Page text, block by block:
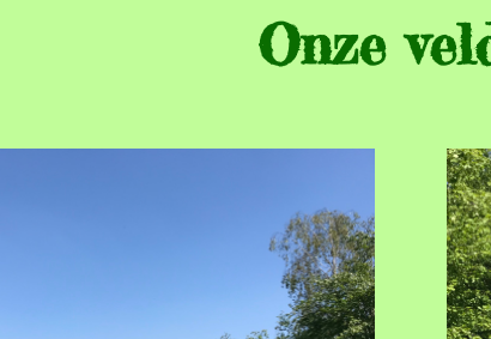
Onze